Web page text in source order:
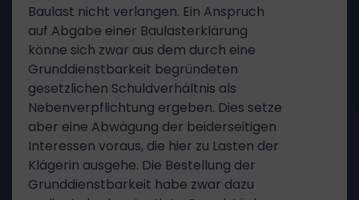
Baulast nicht verlangen. Ein Anspruch
auf Abgabe einer Baulasterklärung
könne sich zwar aus dem durch eine
Grunddienstbarkeit begründeten
gesetzlichen Schuldverhältnis als
Nebenverpflichtung ergeben. Dies setze
aber eine Abwägung der beiderseitigen
Interessen voraus, die hier zu Lasten der
Klägerin ausgehe. Die Bestellung der
Grunddienstbarkeit habe zwar dazu